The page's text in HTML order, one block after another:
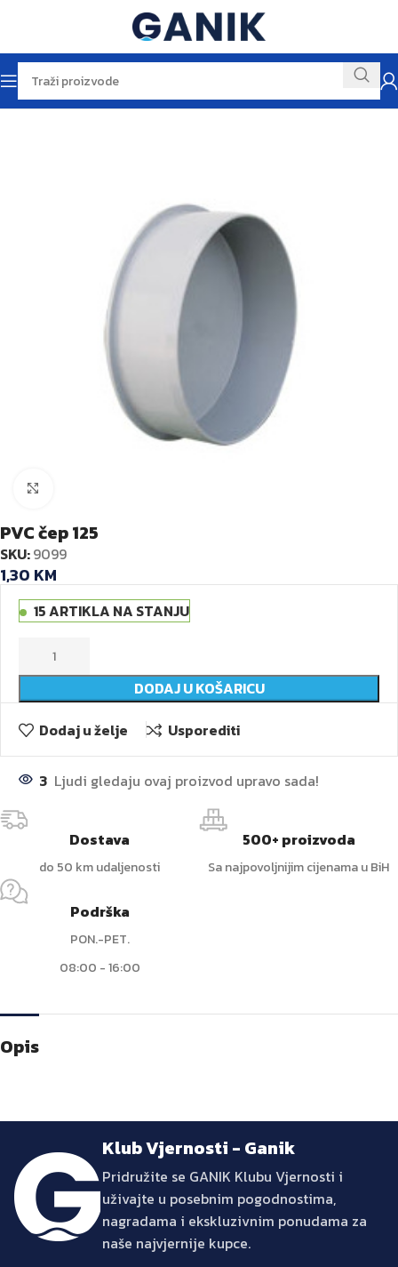
Početna Vodomaterijal
PVC čep 125
SKU:9099
1,30 KM
15 ARTIKLA NA STANJU
DODAJ U KOŠARICU
Dodaj u želje
Usporediti
3 Ljudi gledaju ovaj proizvod upravo sada!
Dostava
do 50 km udaljenosti
500+ proizvoda
Sa najpovoljnijim cijenama u BiH
Podrška
PON.-PET.
08:00 - 16:00
Opis
Klub Vjernosti - Ganik
Pridružite se GANIK Klubu Vjernosti i
uživajte u posebnim pogodnostima,
nagradama i ekskluzivnim ponudama za
naše najvjernije kupce.